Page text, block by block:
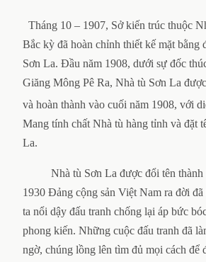
Tháng 10 – 1907, Sở kiến trúc thuộc
Bắc kỳ đã hoàn chỉnh thiết kế mặt bằng
Sơn La. Đầu năm 1908, dưới sự đốc
Giăng Mông Pê Ra, Nhà tù Sơn La
và hoàn thành vào cuối năm 1908, với
Mang tính chất Nhà tù hàng tỉnh và đặt
La.
Nhà tù Sơn La được đổi tên thành
1930 Đảng cộng sản Việt Nam ra đời đã
ta nổi dậy đấu tranh chống lại áp bức
phong kiến. Những cuộc đấu tranh đã
ngờ, chúng lồng lên tìm đủ mọi cách để